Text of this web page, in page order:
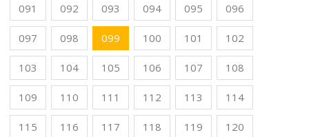
091 092 093 094 095 096
097 098 099 100 101 102
103 104 105 106 107 108
109 110 111 112 113 114
115 116 117 118 119 120